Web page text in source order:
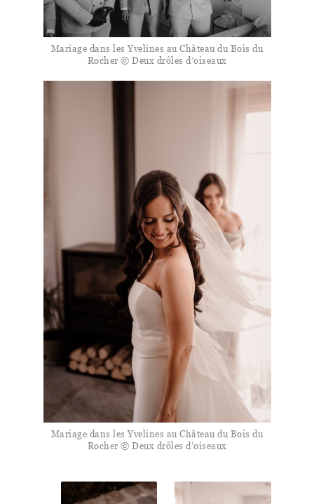
Mariage dans les Yvelines au Château du Bois du
Rocher © Deux drôles d’oiseaux
Mariage dans les Yvelines au Château du Bois du
Rocher © Deux drôles d’oiseaux